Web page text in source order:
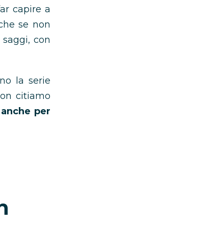
capire a
se non
con
la serie
citiamo
per